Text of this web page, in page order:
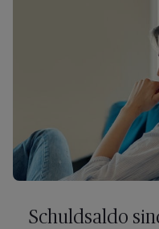
Schuldsaldo